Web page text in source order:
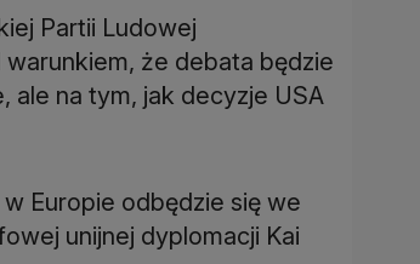
Partii Ludowej
że debata będzie
ale na tym, jak decyzje USA
Europie odbędzie się we
unijnej dyplomacji Kai